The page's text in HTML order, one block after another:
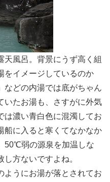
天風呂。背景にうず高く組
をイメージしているのか
どの内湯では底がちゃん
いたお湯も、さすがに外気
は濃い青白色に混濁してお
船に入ると寒くてなかなか
50℃弱の源泉を加温しな
方ないですよね。
ようにお湯が落とされてお